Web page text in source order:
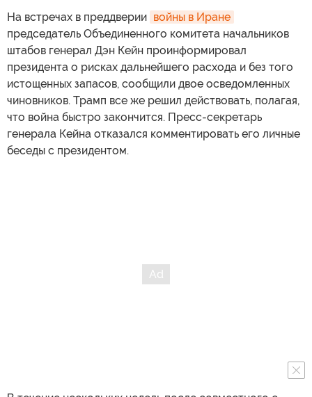
На встречах в преддверии войны в Иране
председатель Объединенного комитета начальников
штабов генерал Дэн Кейн проинформировал
президента о рисках дальнейшего расхода и без того
истощенных запасов, сообщили двое осведомленных
чиновников. Трамп все же решил действовать, полагая,
что война быстро закончится. Пресс-секретарь
генерала Кейна отказался комментировать его личные
беседы с президентом.